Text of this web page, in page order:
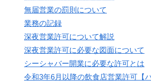
無届営業の罰則について
業務の記録
深夜営業許可について解説
深夜営業許可に必要な図面について
シーシャバー開業に必要な許可とは
令和3年6月以降の飲食店営業許可【